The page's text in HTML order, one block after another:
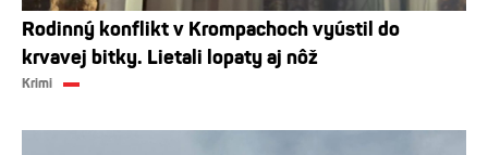
Rodinný konflikt v Krompachoch vyústil do
krvavej bitky. Lietali lopaty aj nôž
Krimi